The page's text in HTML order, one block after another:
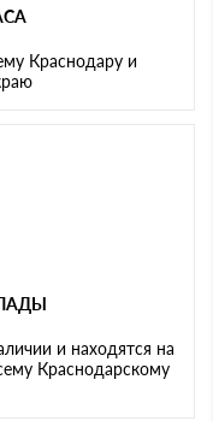
Краснодару и
и находятся на
Краснодарскому